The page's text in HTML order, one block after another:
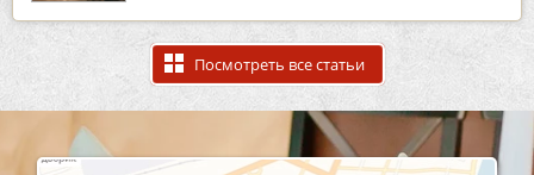
Посмотреть все статьи